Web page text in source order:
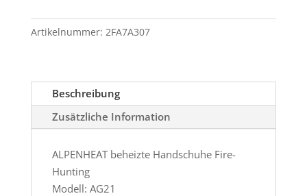
(nicht
Menge
Artikelnummer: 2FA7A307
Beschreibung
Zusätzliche Information
ALPENHEAT beheizte Handschuhe Fire-
Hunting
Modell: AG21